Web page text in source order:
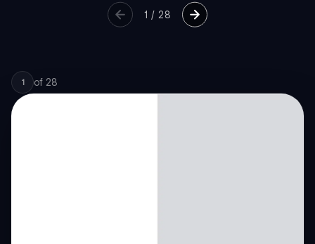
1 / 28
1 of 28